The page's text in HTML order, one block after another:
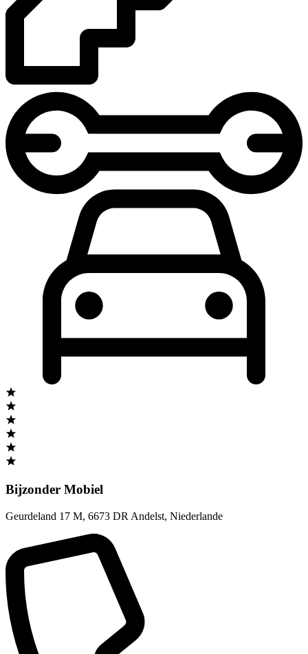
Bijzonder Mobiel
Geurdeland 17 M, 6673 DR Andelst, Niederlande